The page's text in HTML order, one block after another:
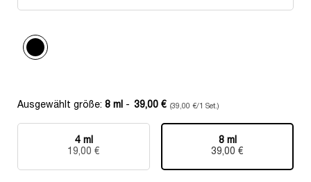
Ausgewählt
01 Excessive Black, 1 von 1
Ausgewählt größe: 8 ml - 39,00 € (39,00 €/1 Set.)
Ausgewählt
4 ml
19,00 €, 1 von 2 Ausgewählt
8 ml
39,00 €, 2 von 2